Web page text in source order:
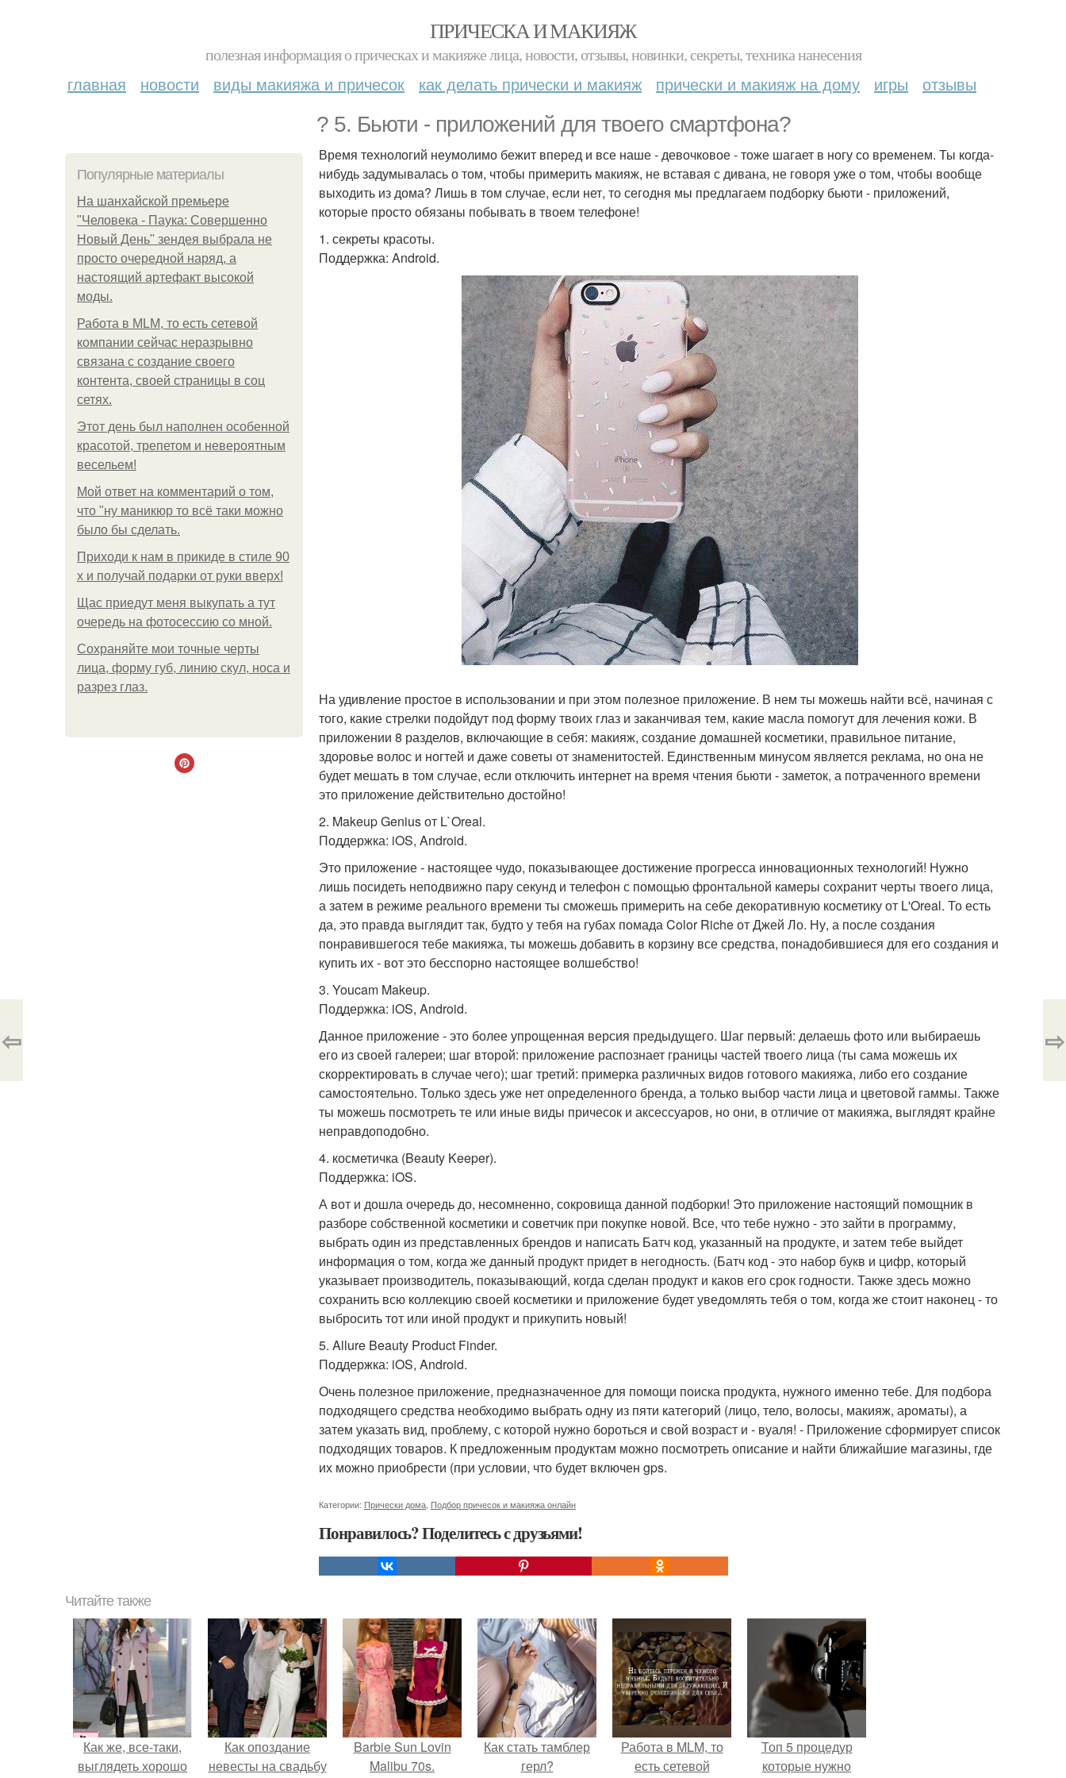
ПРИЧЕСКА И МАКИЯЖ
полезная информация о прическах и макияже лица, новости, отзывы, новинки, секреты, техника нанесения
главная новости виды макияжа и причесок как делать прически и макияж прически и макияж на дому игры отзывы
? 5. Бьюти - приложений для твоего смартфона?
Популярные материалы
На шанхайской премьере
"Человека - Паука: Совершенно
Новый День" зендея выбрала не
просто очередной наряд, а
настоящий артефакт высокой
моды.
Работа в MLM, то есть сетевой
компании сейчас неразрывно
связана с создание своего
контента, своей страницы в соц
сетях.
Этот день был наполнен особенной
красотой, трепетом и невероятным
весельем!
Мой ответ на комментарий о том,
что "ну маникюр то всё таки можно
было бы сделать.
Приходи к нам в прикиде в стиле 90
х и получай подарки от руки вверх!
Щас приедут меня выкупать а тут
очередь на фотосессию со мной.
Сохраняйте мои точные черты
лица, форму губ, линию скул, носа и
разрез глаз.
Время технологий неумолимо бежит вперед и все наше - девочковое - тоже шагает в ногу со временем. Ты когда-
нибудь задумывалась о том, чтобы примерить макияж, не вставая с дивана, не говоря уже о том, чтобы вообще
выходить из дома? Лишь в том случае, если нет, то сегодня мы предлагаем подборку бьюти - приложений,
которые просто обязаны побывать в твоем телефоне!
1. секреты красоты.
Поддержка: Android.
На удивление простое в использовании и при этом полезное приложение. В нем ты можешь найти всё, начиная с
того, какие стрелки подойдут под форму твоих глаз и заканчивая тем, какие масла помогут для лечения кожи. В
приложении 8 разделов, включающие в себя: макияж, создание домашней косметики, правильное питание,
здоровье волос и ногтей и даже советы от знаменитостей. Единственным минусом является реклама, но она не
будет мешать в том случае, если отключить интернет на время чтения бьюти - заметок, а потраченного времени
это приложение действительно достойно!
2. Makeup Genius от L`Oreal.
Поддержка: iOS, Android.
Это приложение - настоящее чудо, показывающее достижение прогресса инновационных технологий! Нужно
лишь посидеть неподвижно пару секунд и телефон с помощью фронтальной камеры сохранит черты твоего лица,
а затем в режиме реального времени ты сможешь примерить на себе декоративную косметику от L'Oreal. То есть
да, это правда выглядит так, будто у тебя на губах помада Color Riche от Джей Ло. Ну, а после создания
понравившегося тебе макияжа, ты можешь добавить в корзину все средства, понадобившиеся для его создания и
купить их - вот это бесспорно настоящее волшебство!
3. Youcam Makeup.
Поддержка: iOS, Android.
Данное приложение - это более упрощенная версия предыдущего. Шаг первый: делаешь фото или выбираешь
его из своей галереи; шаг второй: приложение распознает границы частей твоего лица (ты сама можешь их
скорректировать в случае чего); шаг третий: примерка различных видов готового макияжа, либо его создание
самостоятельно. Только здесь уже нет определенного бренда, а только выбор части лица и цветовой гаммы. Также
ты можешь посмотреть те или иные виды причесок и аксессуаров, но они, в отличие от макияжа, выглядят крайне
неправдоподобно.
4. косметичка (Beauty Keeper).
Поддержка: iOS.
А вот и дошла очередь до, несомненно, сокровища данной подборки! Это приложение настоящий помощник в
разборе собственной косметики и советчик при покупке новой. Все, что тебе нужно - это зайти в программу,
выбрать один из представленных брендов и написать Батч код, указанный на продукте, и затем тебе выйдет
информация о том, когда же данный продукт придет в негодность. (Батч код - это набор букв и цифр, который
указывает производитель, показывающий, когда сделан продукт и каков его срок годности. Также здесь можно
сохранить всю коллекцию своей косметики и приложение будет уведомлять тебя о том, когда же стоит наконец - то
выбросить тот или иной продукт и прикупить новый!
5. Allure Beauty Product Finder.
Поддержка: iOS, Android.
Очень полезное приложение, предназначенное для помощи поиска продукта, нужного именно тебе. Для подбора
подходящего средства необходимо выбрать одну из пяти категорий (лицо, тело, волосы, макияж, ароматы), а
затем указать вид, проблему, с которой нужно бороться и свой возраст и - вуаля! - Приложение сформирует список
подходящих товаров. К предложенным продуктам можно посмотреть описание и найти ближайшие магазины, где
их можно приобрести (при условии, что будет включен gps.
Категории: Прически дома Подбор причесок и макияжа онлайн
Понравилось? Поделитесь с друзьями!
⇦ ⇨
Читайте также
Как же, все-таки,
выглядеть хорошо
Как опоздание
невесты на свадьбу
Barbie Sun Lovin
Malibu 70s.
Как стать тамблер
герл?
Работа в MLM, то
есть сетевой
Топ 5 процедур
которые нужно